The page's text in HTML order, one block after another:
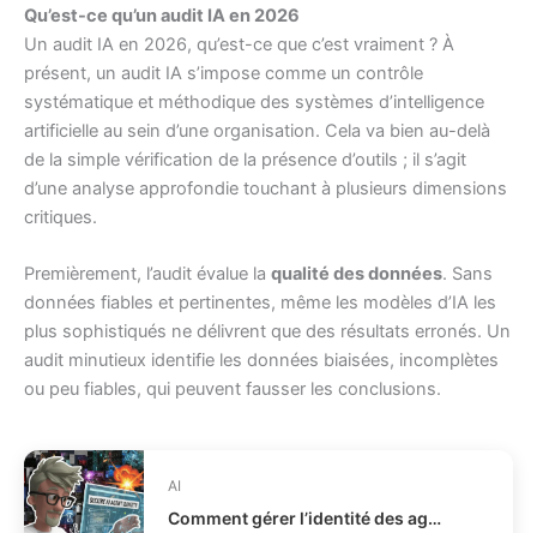
Qu’est-ce qu’un audit IA en 2026
Un audit IA en 2026, qu’est-ce que c’est vraiment ? À
présent, un audit IA s’impose comme un contrôle
systématique et méthodique des systèmes d’intelligence
artificielle au sein d’une organisation. Cela va bien au-delà
de la simple vérification de la présence d’outils ; il s’agit
d’une analyse approfondie touchant à plusieurs dimensions
critiques.
Premièrement, l’audit évalue la qualité des données. Sans
données fiables et pertinentes, même les modèles d’IA les
plus sophistiqués ne délivrent que des résultats erronés. Un
audit minutieux identifie les données biaisées, incomplètes
ou peu fiables, qui peuvent fausser les conclusions.
AI
Comment gérer l’identité des agents IA en production IAM ?